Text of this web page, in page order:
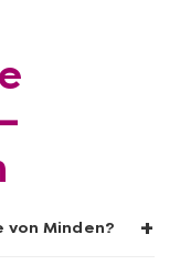
Mehr anzeigen
von Minden? +